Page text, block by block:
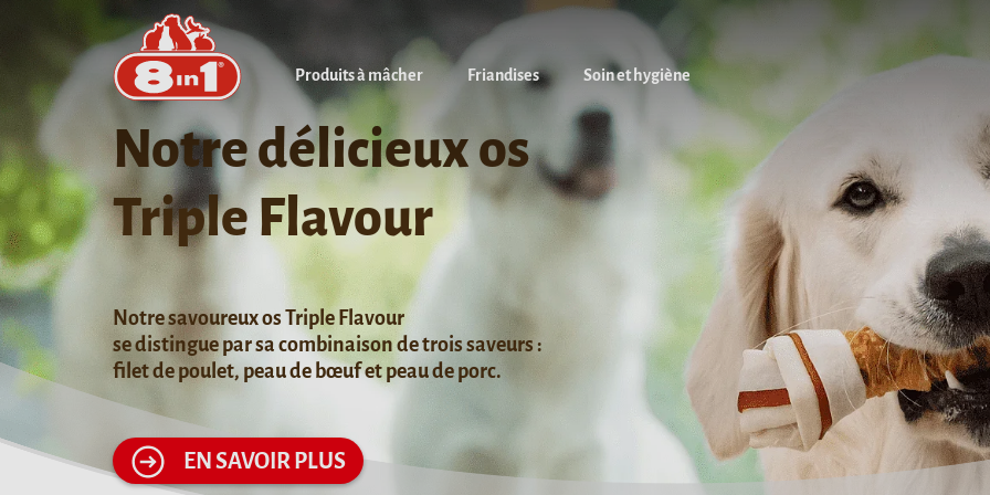
Produits à mâcher Friandises Soin et hygiène
Notre délicieux os
Triple Flavour
Notre savoureux os Triple Flavour
se distingue par sa combinaison de trois saveurs :
filet de poulet, peau de bœuf et peau de porc.
EN SAVOIR PLUS